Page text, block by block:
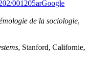
001205arGoogle
de la sociologie,
, Stanford, Californie,